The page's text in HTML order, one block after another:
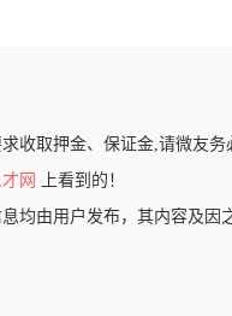
收取押金、保证金,请微友务
网
上看到的！
均由用户发布，其内容及因